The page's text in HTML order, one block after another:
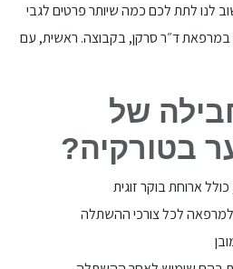
לנו לתת לכם כמה שיותר פרטים לגבי
ד״ר סרקן, בקבוצה. ראשית, עם
של
בטורקיה?
כולל ארוחת בוקר זוגית
לכל צורכי ההשתלה